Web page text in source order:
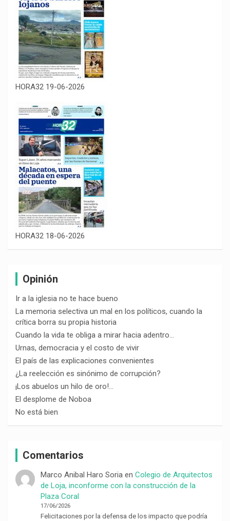
HORA32 19-06-2026
HORA32 18-06-2026
Opinión
Ir a la iglesia no te hace bueno
La memoria selectiva un mal en los políticos, cuando la
crítica borra su propia historia
Cuando la vida te obliga a mirar hacia adentro…
Urnas, democracia y el costo de vivir
El país de las explicaciones convenientes
¿La reelección es sinónimo de corrupción?
¡Los abuelos un hilo de oro!…
El desplome de Noboa
No está bien
Comentarios
Marco Anibal Haro Soriaen Colegio de Arquitectos
de Loja, inconforme con la construcción de la
Plaza Coral
17/06/2026
Felicitaciones por la defensa de los impacto que podría